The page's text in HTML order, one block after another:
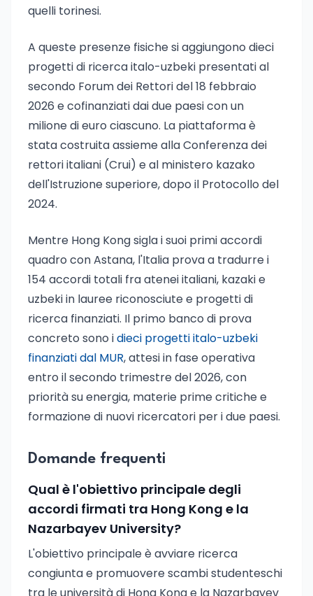
quelli torinesi.
A queste presenze fisiche si aggiungono dieci
progetti di ricerca italo-uzbeki presentati al
secondo Forum dei Rettori del 18 febbraio
2026 e cofinanziati dai due paesi con un
milione di euro ciascuno. La piattaforma è
stata costruita assieme alla Conferenza dei
rettori italiani (Crui) e al ministero kazako
dell'Istruzione superiore, dopo il Protocollo del
2024.
Mentre Hong Kong sigla i suoi primi accordi
quadro con Astana, l'Italia prova a tradurre i
154 accordi totali fra atenei italiani, kazaki e
uzbeki in lauree riconosciute e progetti di
ricerca finanziati. Il primo banco di prova
concreto sono idieci progetti italo-uzbeki
finanziati dal MUR, attesi in fase operativa
entro il secondo trimestre del 2026, con
priorità su energia, materie prime critiche e
formazione di nuovi ricercatori per i due paesi.
Domande frequenti
Qual è l'obiettivo principale degli
accordi firmati tra Hong Kong e la
Nazarbayev University?
L'obiettivo principale è avviare ricerca
congiunta e promuovere scambi studenteschi